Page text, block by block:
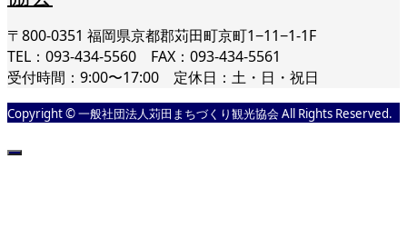
〒800-0351 福岡県京都郡苅田町京町1−11−1-1F
TEL：093-434-5560 FAX：093-434-5561
受付時間：9:00〜17:00 定休日：土・日・祝日
Copyright © 一般社団法人苅田まちづくり観光協会 All Rights Reserved.